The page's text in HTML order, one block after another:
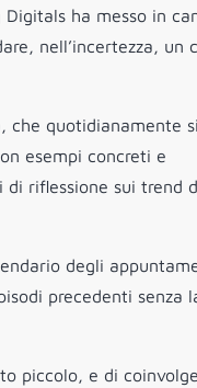
ha messo in
nell’incertezza, un
, che quotidianamente si
esempi concreti e
riflessione sui trend
degli
precedenti senza
piccolo, e di